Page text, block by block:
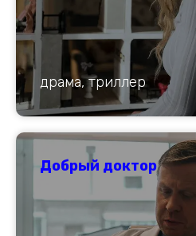
драма, триллер
Добрый доктор